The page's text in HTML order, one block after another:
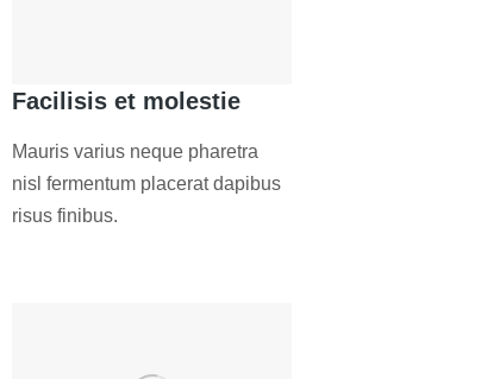
Facilisis et molestie
Mauris varius neque pharetra
nisl fermentum placerat dapibus
risus finibus.